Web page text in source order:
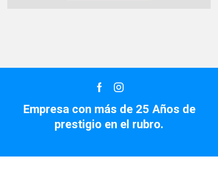
FacebookInstagram
Empresa con más de 25 Años de
prestigio en el rubro.
CALIDAD